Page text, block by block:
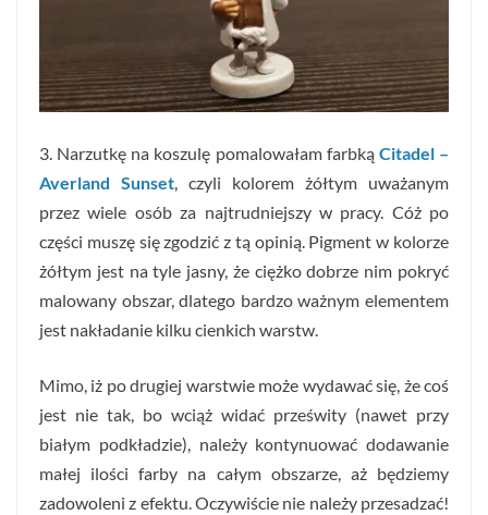
3. Narzutkę na koszulę pomalowałam farbką Citadel –
Averland Sunset, czyli kolorem żółtym uważanym
przez wiele osób za najtrudniejszy w pracy. Cóż po
części muszę się zgodzić z tą opinią. Pigment w kolorze
żółtym jest na tyle jasny, że ciężko dobrze nim pokryć
malowany obszar, dlatego bardzo ważnym elementem
jest nakładanie kilku cienkich warstw.
Mimo, iż po drugiej warstwie może wydawać się, że coś
jest nie tak, bo wciąż widać prześwity (nawet przy
białym podkładzie), należy kontynuować dodawanie
małej ilości farby na całym obszarze, aż będziemy
zadowoleni z efektu. Oczywiście nie należy przesadzać!